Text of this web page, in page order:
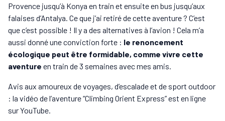
Provence jusqu’à Konya en train et ensuite en bus jusqu’aux
falaises d’Antalya. Ce que j’ai retiré de cette aventure ? C’est
que c’est possible ! Il y a des alternatives à l’avion ! Cela m’a
aussi donné une conviction forte : le renoncement
écologique peut être formidable, comme vivre cette
aventure en train de 3 semaines avec mes amis.
Avis aux amoureux de voyages, d’escalade et de sport outdoor
: la vidéo de l’aventure “Climbing Orient Express” est en ligne
sur YouTube.